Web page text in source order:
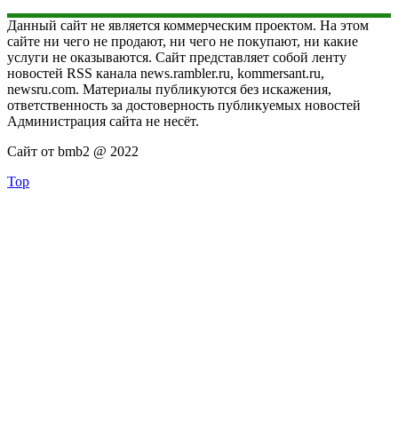
Данный сайт не является коммерческим проектом. На этом
сайте ни чего не продают, ни чего не покупают, ни какие
услуги не оказываются. Сайт представляет собой ленту
новостей RSS канала news.rambler.ru, kommersant.ru,
newsru.com. Материалы публикуются без искажения,
ответственность за достоверность публикуемых новостей
Администрация сайта не несёт.
Сайт от bmb2 @ 2022
Top